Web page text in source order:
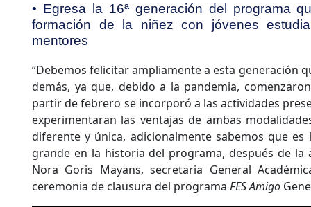
• Egresa la 16ª generación del programa
formación de la niñez con jóvenes
mentores
“Debemos felicitar ampliamente a esta generación
demás, ya que, debido a la pandemia,
partir de febrero se incorporó a las actividades
experimentaran las ventajas de ambas
diferente y única, adicionalmente sabemos que es
grande en la historia del programa, después de la
Nora Goris Mayans, secretaria General
ceremonia de clausura del programa FES Amigo